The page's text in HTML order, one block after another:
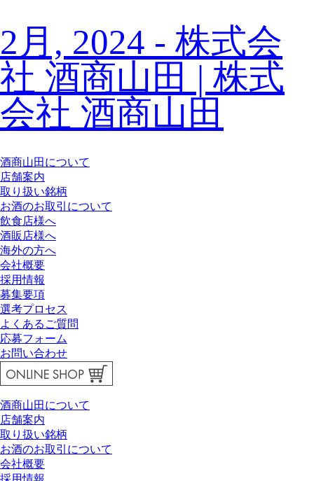
2月, 2024 - 株式会
社 酒商山田 | 株式
会社 酒商山田
酒商山田について
店舗案内
取り扱い銘柄
お酒のお取引について
飲食店様へ
酒販店様へ
海外の方へ
会社概要
採用情報
募集要項
選考プロセス
よくあるご質問
応募フォーム
お問い合わせ
酒商山田について
店舗案内
取り扱い銘柄
お酒のお取引について
会社概要
採用情報